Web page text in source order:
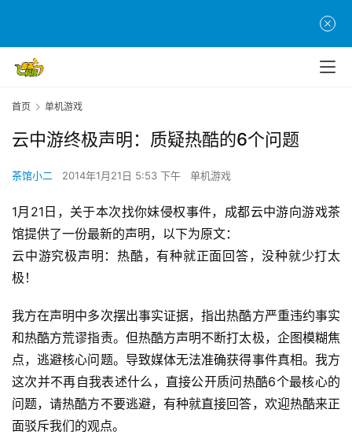
首页 单机游戏
云中游终极声明：质疑热酷的6个问题
茶馆小二 2014年1月21日 5:53 下午 单机游戏
1月21日，关于本次找你妹侵权事件，成都云中游向游戏茶
馆提供了一份最新的声明，以下为原文：
云中游究极声明：热酷，有种就正面回答，没种就少打太
极！
我方在声明中多次摆出事实证据，指出热酷方严重违约事实
和热酷方荒谬指责。但热酷方声明不断打太极，企图模糊焦
点，逃避核心问题。导致媒体无法准确获得事件真相。我方
这次并不再自我表述什么，直接公开质问热酷6个最核心的
问题，请热酷方不要逃避，有种就直接回答，欢迎热酷来正
面驳斥我们的观点。